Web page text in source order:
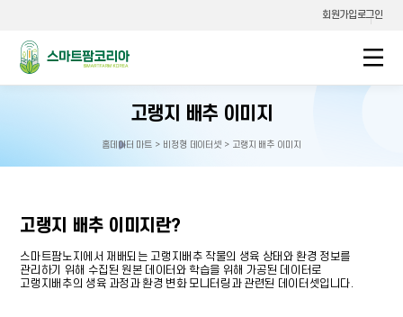
회원가입로그인
스마트팜코리아
고랭지 배추 이미지
홈으로
홈데이터 마트 > 비정형 데이터셋 > 고랭지 배추 이미지
고랭지 배추 이미지란?
스마트팜노지에서 재배되는 고랭지배추 작물의 생육 상태와 환경 정보를
관리하기 위해 수집된 원본 데이터와 학습을 위해 가공된 데이터로
고랭지배추의 생육 과정과 환경 변화 모니터링과 관련된 데이터셋입니다.